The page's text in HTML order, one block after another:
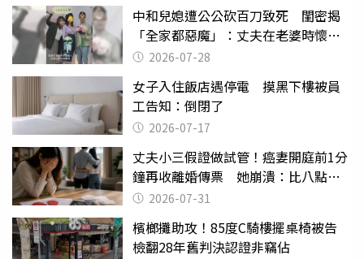
中和兒媳遭公公砍百刀致死 閨密揭
「全家都惡魔」：丈夫在老婆時懷孕
摔東西
2026-07-28
女子入住飯店遇停電 摸黑下樓被員
工告知：倒閉了
2026-07-17
丈夫小三假證做試管！癌妻開庭前1分
鐘再收離婚傳票 她崩潰：比八點檔
還扯2026-07-31
檳榔攤助攻！85度C騎樓擺桌椅被告
檢翻28年舊判決認證非竊佔